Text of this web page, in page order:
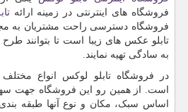
فروشگاه های اینترنتی در زمینه ارائه
فروشگاه دسترسی راحت مشتریان به
تابلو عکس های زیبا است تا بتوانند
به سادگی تهیه نمایند.
در فروشگاه تابلو لوکس انواع
است. از همین رو این فروشگاه جهت
اساس سبک، مکان و نوع آنها طبقه